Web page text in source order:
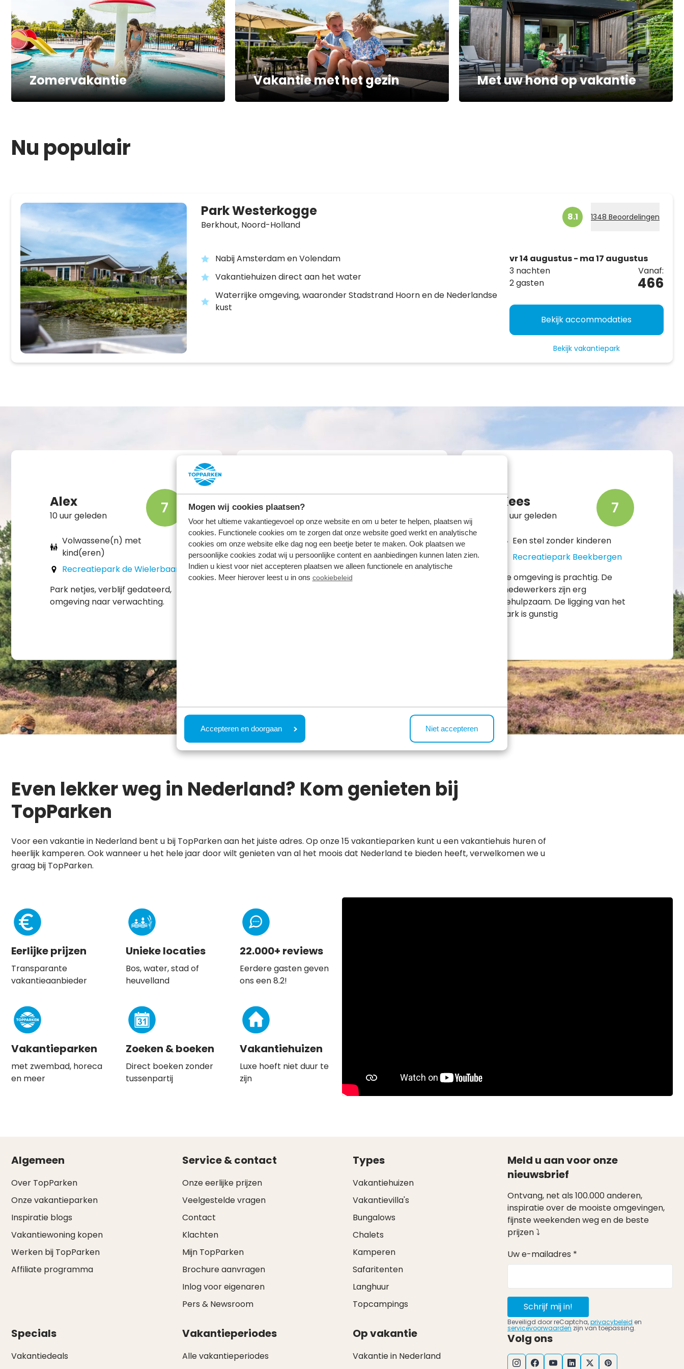
Mogen wij cookies plaatsen?
Voor het ultieme vakantiegevoel op onze website en om u beter te helpen, plaatsen wij
cookies. Functionele cookies om te zorgen dat onze website goed werkt en analytische
cookies om onze website elke dag nog een beetje beter te maken. Ook plaatsen we
persoonlijke cookies zodat wij u persoonlijke content en aanbiedingen kunnen laten zien.
Indien u kiest voor niet accepteren plaatsen we alleen functionele en analytische
cookies. Meer hierover leest u in ons cookiebeleid
Accepteren en doorgaan Niet accepteren
Zomervakantie Vakantie met het gezin Met uw hond op vakantie
Nu populair
Park Westerkogge
Berkhout, Noord-Holland
8.1 1348 Beoordelingen
Nabij Amsterdam en Volendam
Vakantiehuizen direct aan het water
Waterrijke omgeving, waaronder Stadstrand Hoorn en de Nederlandse
kust
vr 14 augustus - ma 17 augustus
3 nachten
2 gasten
Vanaf:
466
Bekijk accommodaties
Bekijk vakantiepark
Alex
10 uur geleden 7
Volwassene(n) met
kind(eren)
Recreatiepark de Wielerbaan
Park netjes, verblijf gedateerd,
omgeving naar verwachting.
Marsja
12 uur geleden
Volwassene(n) met
kind(eren)
Recreatiepark het Esmeer
Kees
13 uur geleden 7
Een stel zonder kinderen
Recreatiepark Beekbergen
De omgeving is prachtig. De
medewerkers zijn erg
behulpzaam. De ligging van het
park is gunstig
Even lekker weg in Nederland? Kom genieten bij
TopParken
Voor een vakantie in Nederland bent u bij TopParken aan het juiste adres. Op onze 15 vakantieparken kunt u een vakantiehuis huren of
heerlijk kamperen. Ook wanneer u het hele jaar door wilt genieten van al het moois dat Nederland te bieden heeft, verwelkomen we u
graag bij TopParken.
Eerlijke prijzen
Transparante
vakantieaanbieder
Unieke locaties
Bos, water, stad of
heuvelland
22.000+ reviews
Eerdere gasten geven
ons een 8.2!
Vakantieparken
met zwembad, horeca
en meer
Zoeken & boeken
Direct boeken zonder
tussenpartij
Vakantiehuizen
Luxe hoeft niet duur te
zijn
Algemeen
Over TopParken
Onze vakantieparken
Inspiratie blogs
Vakantiewoning kopen
Werken bij TopParken
Affiliate programma
Service & contact
Onze eerlijke prijzen
Veelgestelde vragen
Contact
Klachten
Mijn TopParken
Brochure aanvragen
Inlog voor eigenaren
Pers & Newsroom
Types
Vakantiehuizen
Vakantievilla's
Bungalows
Chalets
Kamperen
Safaritenten
Langhuur
Topcampings
Specials
Vakantiedeals
Vakantieperiodes
Alle vakantieperiodes
Op vakantie
Vakantie in Nederland
Meld u aan voor onze
nieuwsbrief
Ontvang, net als 100.000 anderen,
inspiratie over de mooiste omgevingen,
fijnste weekenden weg en de beste
prijzen ⤵
Uw e-mailadres *
Schrijf mij in!
Beveiligd door reCaptcha,privacybeleid en
servicevoorwaarden zijn van toepassing.
Volg ons